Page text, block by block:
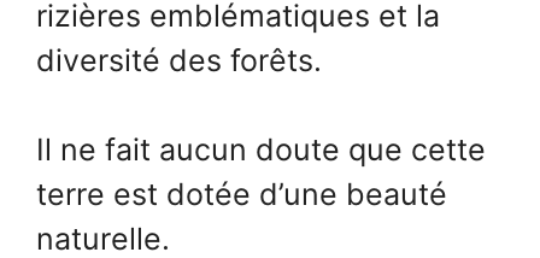
rizières emblématiques et la
diversité des forêts.
Il ne fait aucun doute que cette
terre est dotée d’une beauté
naturelle.